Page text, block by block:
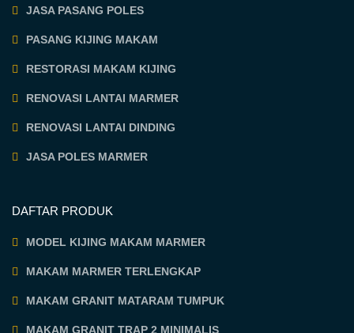
JASA PASANG POLES
PASANG KIJING MAKAM
RESTORASI MAKAM KIJING
RENOVASI LANTAI MARMER
RENOVASI LANTAI DINDING
JASA POLES MARMER
DAFTAR PRODUK
MODEL KIJING MAKAM MARMER
MAKAM MARMER TERLENGKAP
MAKAM GRANIT MATARAM TUMPUK
MAKAM GRANIT TRAP 2 MINIMALIS